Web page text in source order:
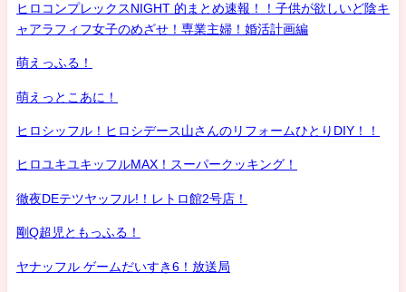
ヒロコンプレックスNIGHT 的まとめ速報！！子供が欲しいど陰キ
ャアラフィフ女子のめざせ！専業主婦！婚活計画編
萌えっふる！
萌えっとこあに！
ヒロシッフル！ヒロシデース山さんのリフォームひとりDIY！！
ヒロユキユキッフルMAX！スーパークッキング！
徹夜DEテツヤッフル!！レトロ館2号店！
剛Q超児ともっふる！
ヤナッフル ゲームだいすき6！放送局